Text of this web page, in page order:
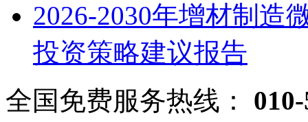
2026-2030年增材制造
投资策略建议报告
全国免费服务热线：